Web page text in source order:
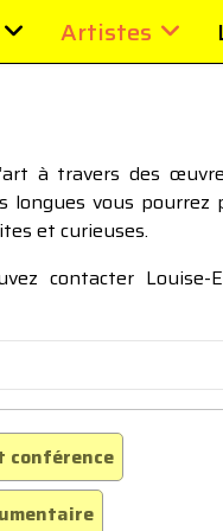
Artistes
à travers des
longues vous pourrez
et curieuses.
contacter Louise-
conférence